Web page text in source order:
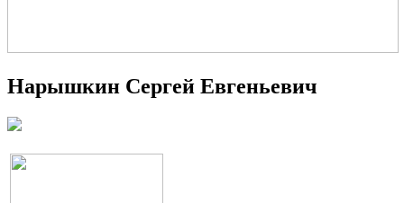
Нарышкин Сергей Евгеньевич